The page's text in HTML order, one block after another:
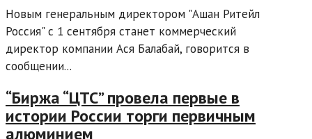
Новым генеральным директором "Ашан Ритейл
Россия" с 1 сентября станет коммерческий
директор компании Ася Балабай, говорится в
сообщении...
“Биржа “ЦТС” провела первые в
истории России торги первичным
алюминием